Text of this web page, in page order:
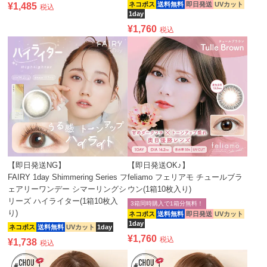
¥1,485 税込 ネコポス 送料無料 即日発送 UVカット
1day
¥1,760 税込
【即日発送NG】
FAIRY 1day Shimmering Series フ
ェアリーワンデー シマーリングシ
リーズ ハイライター(1箱10枚入
り)
ネコポス 送料無料 UVカット 1day
¥1,738 税込
【即日発送OK♪】
feliamo フェリアモ チュールブラ
ウン(1箱10枚入り)
ネコポス 送料無料 即日発送 UVカット
1day
3箱同時購入で1箱分無料！
¥1,760 税込